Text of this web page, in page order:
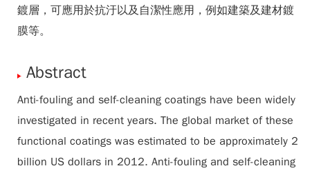
鍍層，可應用於抗汙以及自潔性應用，例如建築及建材鍍
膜等。
Abstract
Anti-fouling and self-cleaning coatings have been widely
investigated in recent years. The global market of these
functional coatings was estimated to be approximately 2
billion US dollars in 2012. Anti-fouling and self-cleaning